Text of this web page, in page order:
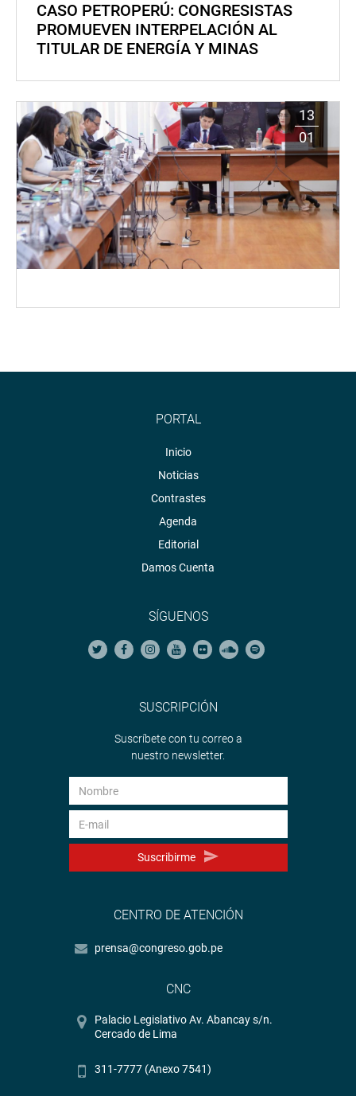
CASO PETROPERÚ: CONGRESISTAS
PROMUEVEN INTERPELACIÓN AL
TITULAR DE ENERGÍA Y MINAS
13
01
PORTAL
Inicio
Noticias
Contrastes
Agenda
Editorial
Damos Cuenta
SÍGUENOS
SUSCRIPCIÓN
Suscríbete con tu correo a
nuestro newsletter.
Suscribirme
CENTRO DE ATENCIÓN
prensa@congreso.gob.pe
CNC
Palacio Legislativo Av. Abancay s/n.
Cercado de Lima
311-7777 (Anexo 7541)